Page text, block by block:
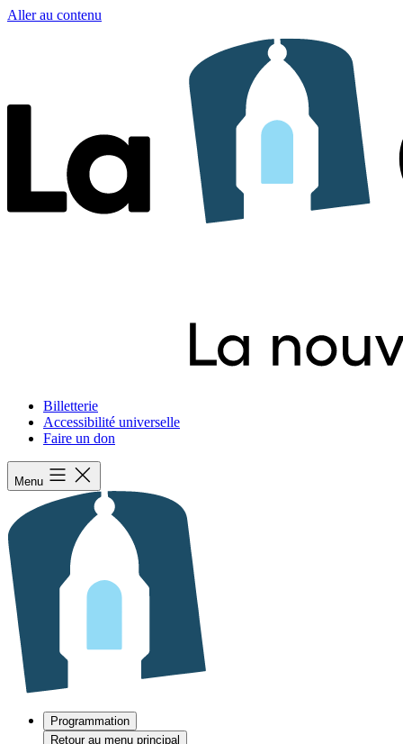
Aller au contenu
Billetterie
Accessibilité universelle
Faire un don
Menu
Programmation
Retour au menu principal